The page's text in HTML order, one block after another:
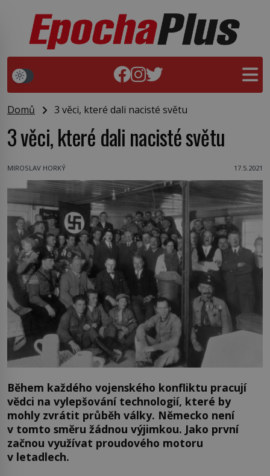
Domů 3 věci, které dali nacisté světu
3 věci, které dali nacisté světu
MIROSLAV HORKÝ 17.5.2021
Během každého vojenského konfliktu pracují
vědci na vylepšování technologií, které by
mohly zvrátit průběh války. Německo není
v tomto směru žádnou výjimkou. Jako první
začnou využívat proudového motoru
v letadlech.